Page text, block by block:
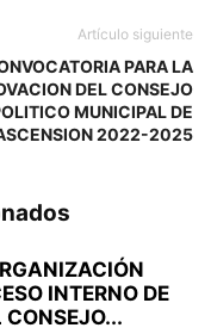
Artículo siguiente
PARA LA
DEL CONSEJO
MUNICIPAL DE
2022-2025
INTERNO DE
CONSEJO...